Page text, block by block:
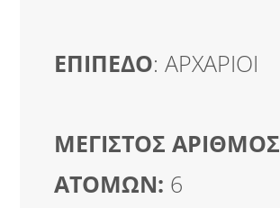
ΕΠΙΠΕΔΟ: ΑΡΧΑΡΙΟΙ
ΜΕΓΙΣΤΟΣ ΑΡΙΘΜΟΣ
ΑΤΟΜΩΝ: 6